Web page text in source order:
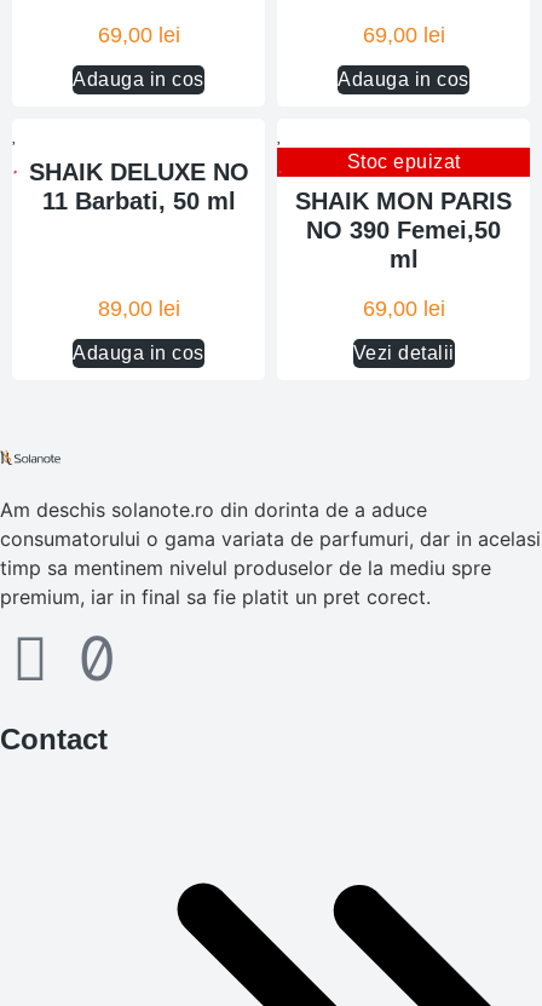
69,00 lei
Adauga in cos
69,00 lei
Adauga in cos
SHAIK DELUXE NO
11 Barbati, 50 ml
89,00 lei
Adauga in cos
Stoc epuizat
SHAIK MON PARIS
NO 390 Femei,50
ml
69,00 lei
Vezi detalii
Am deschis solanote.ro din dorinta de a aduce
consumatorului o gama variata de parfumuri, dar in acelasi
timp sa mentinem nivelul produselor de la mediu spre
premium, iar in final sa fie platit un pret corect.
Contact